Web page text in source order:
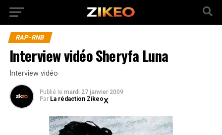
RAP-RNB
Interview vidéo Sheryfa Luna
Interview vidéo
Publié le mardi 27 janvier 2009
Par La rédaction Zikeo